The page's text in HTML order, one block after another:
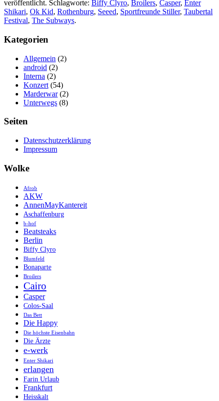
veröffentlicht. Schlagworte: Biffy Clyro, Broilers, Casper, Enter
Shikari, Ok Kid, Rothenburg, Seeed, Sportfreunde Stiller, Taubertal
Festival, The Subways.
Kategorien
Allgemein (2)
android (2)
Interna (2)
Konzert (54)
Marderwar(2)
Unterwegs (8)
Seiten
Datenschutzerklärung
Impressum
Wolke
Afrob
AKW
AnnenMayKantereit
Aschaffenburg
b-hof
Beatsteaks
Berlin
Biffy Clyro
Blumfeld
Bonaparte
Broilers
Cairo
Casper
Colos-Saal
Das Bett
Die Happy
Die höchste Eisenbahn
Die Ärzte
e-werk
Enter Shikari
erlangen
Farin Urlaub
Frankfurt
Heisskalt